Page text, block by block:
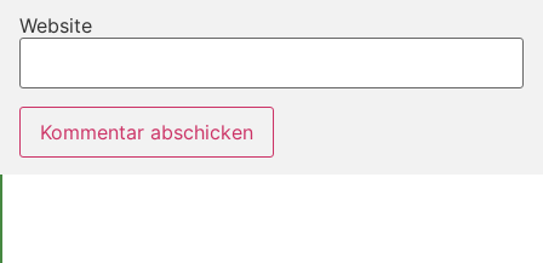
Website